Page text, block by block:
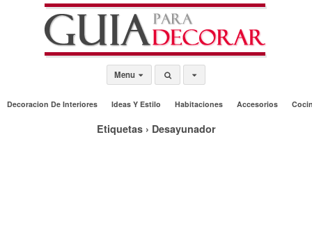
Menu
Decoracion De Interiores Ideas Y Estilo Habitaciones Accesorios
Etiquetas › Desayunador